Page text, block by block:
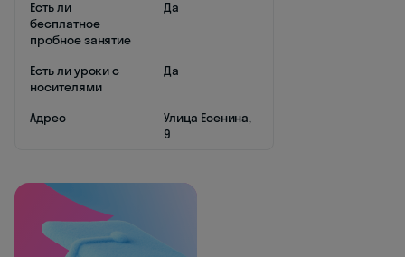
Есть ли
бесплатное
пробное занятие
Да
Есть ли уроки с
носителями
Да
Адрес
Улица Есенина,
9